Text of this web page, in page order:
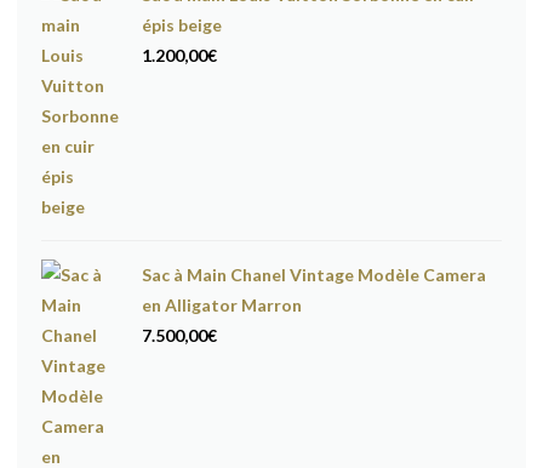
épis beige
1.200,00€
Sac à Main Chanel Vintage Modèle Camera
en Alligator Marron
7.500,00€